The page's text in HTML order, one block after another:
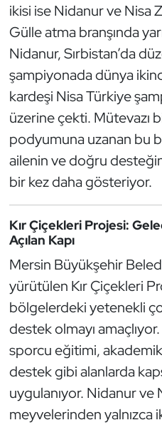
ikisi ise Nidanur ve Nisa
Gülle atma branşında
Nidanur, Sırbistan’da
şampiyonada dünya
kardeşi Nisa Türkiye
üzerine çekti. Mütevazı
podyumuna uzanan bu
ailenin ve doğru
bir kez daha gösteriyor.
Kır Çiçekleri Projesi:
Açılan Kapı
Mersin Büyükşehir
yürütülen Kır Çiçekleri
bölgelerdeki yetenekli
destek olmayı
sporcu eğitimi,
destek gibi alanlarda
uygulanıyor. Nidanur ve
meyvelerinden yalnızca
Futsal
Genel
Golf
Güreş
Halter
Hava Sporları
Hentbol
İşitme Engelli
Judo ve Kuraş
Kano ve Rafting
Karate
Kayak